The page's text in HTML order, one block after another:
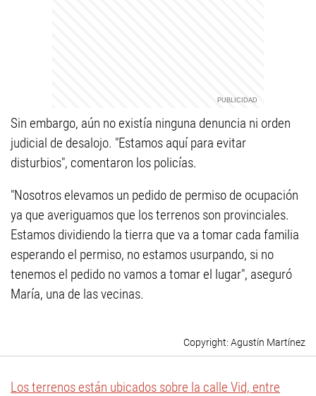
Sin embargo, aún no existía ninguna denuncia ni orden
judicial de desalojo. "Estamos aquí para evitar
disturbios", comentaron los policías.
"Nosotros elevamos un pedido de permiso de ocupación
ya que averiguamos que los terrenos son provinciales.
Estamos dividiendo la tierra que va a tomar cada familia
esperando el permiso, no estamos usurpando, si no
tenemos el pedido no vamos a tomar el lugar", aseguró
María, una de las vecinas.
Agustín Martínez
Los terrenos están ubicados sobre la calle Vid, entre